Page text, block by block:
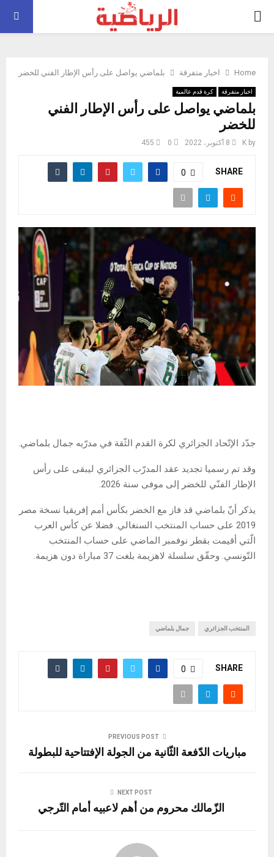
PRIMARY
Home اخبار متفرقة بلماضي يواصل على رأس الإطار الفني للخضر
اخبار متفرقة كرة قدم عالمية
بلماضي يواصل على رأس الإطار الفني
للخضر
by
K 8 أكتوبر، 2022 0
455
SHARE
0
جدّد الإتّحاد الجزائري لكرة القدم الثّقة في مدرّبه جمال بلماضي.
وقد تم رسميا تجديد عقد المدرّب الجزائري ليبقى على رأس
الإطار الفنّي للخضر إلى موفى سنة 2026.
يذكر أنّ بلماضي قد فاز مع الخضر بكأس أمم إفريقيا نسخة مصر
2019 على حساب المنتخب السنغالي. فضلا عن كأس العرب
الّتي أقيمت بقطر نوفمبر الماضي على حساب المنتخب
التّونسي. وحقّق سلسلة لاهزيمة بلغت 37 مباراة دون هزيمة.
المنتخب الجزائري جمال بلماضي
SHARE
0
PREVIOUS POST
مباريات الدّفعة الثّانية من الجولة الإفتتاحية للبطولة
NEXT POST
الزّمالك محروم من أهم لاعبيه أمام التّرجي